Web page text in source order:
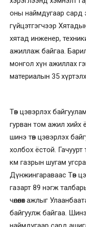
оны наймдугаар сард
гүйцэтгэгчээр
хятад инженер,
ажиллаж байгаа.
монгол хүн ажиллах
материалын 35
Төв цэвэрлэх
гурван том ажил хийх
шинэ төв цэвэрлэх
холбох ёстой.
км газрын шугам
Дүнжингараваас Төв
газарт 89 нэгж
чөлөөлөх ажлыг
байгуулж байгаа.